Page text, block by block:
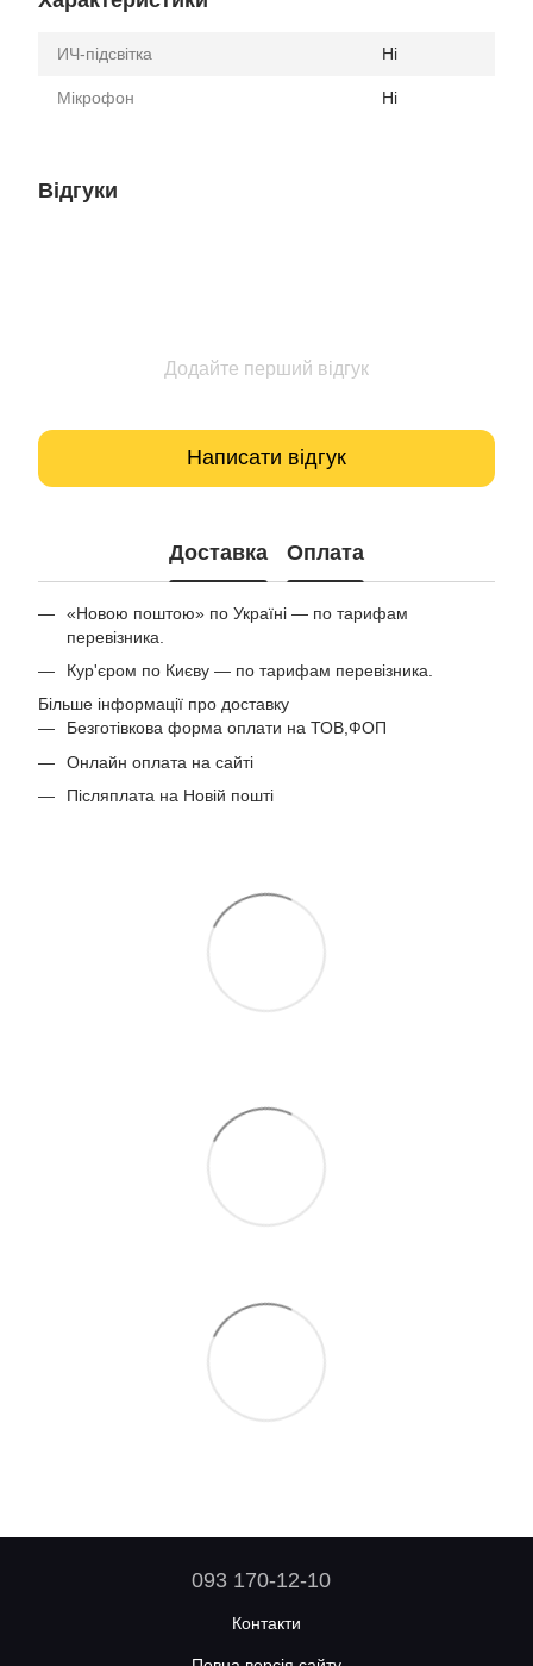
ИЧ-підсвітка Ні
Мікрофон Ні
Відгуки
Додайте перший відгук
Написати відгук
Доставка Оплата
«Новою поштою» по Україні — по тарифам
перевізника.
Кур'єром по Києву — по тарифам перевізника.
Більше інформації про доставку
Безготівкова форма оплати на ТОВ,ФОП
Онлайн оплата на сайті
Післяплата на Новій пошті
093 170-12-10
Контакти